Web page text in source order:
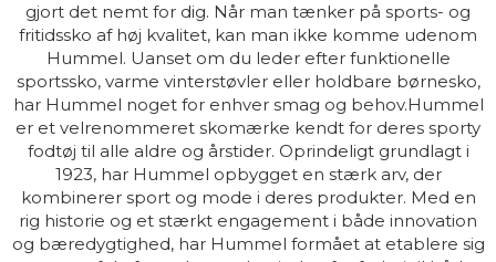
gjort det nemt for dig. Når man tænker på sports- og
fritidssko af høj kvalitet, kan man ikke komme udenom
Hummel. Uanset om du leder efter funktionelle
sportssko, varme vinterstøvler eller holdbare børnesko,
har Hummel noget for enhver smag og behov.Hummel
er et velrenommeret skomærke kendt for deres sporty
fodtøj til alle aldre og årstider. Oprindeligt grundlagt i
1923, har Hummel opbygget en stærk arv, der
kombinerer sport og mode i deres produkter. Med en
rig historie og et stærkt engagement i både innovation
og bæredygtighed, har Hummel formået at etablere sig